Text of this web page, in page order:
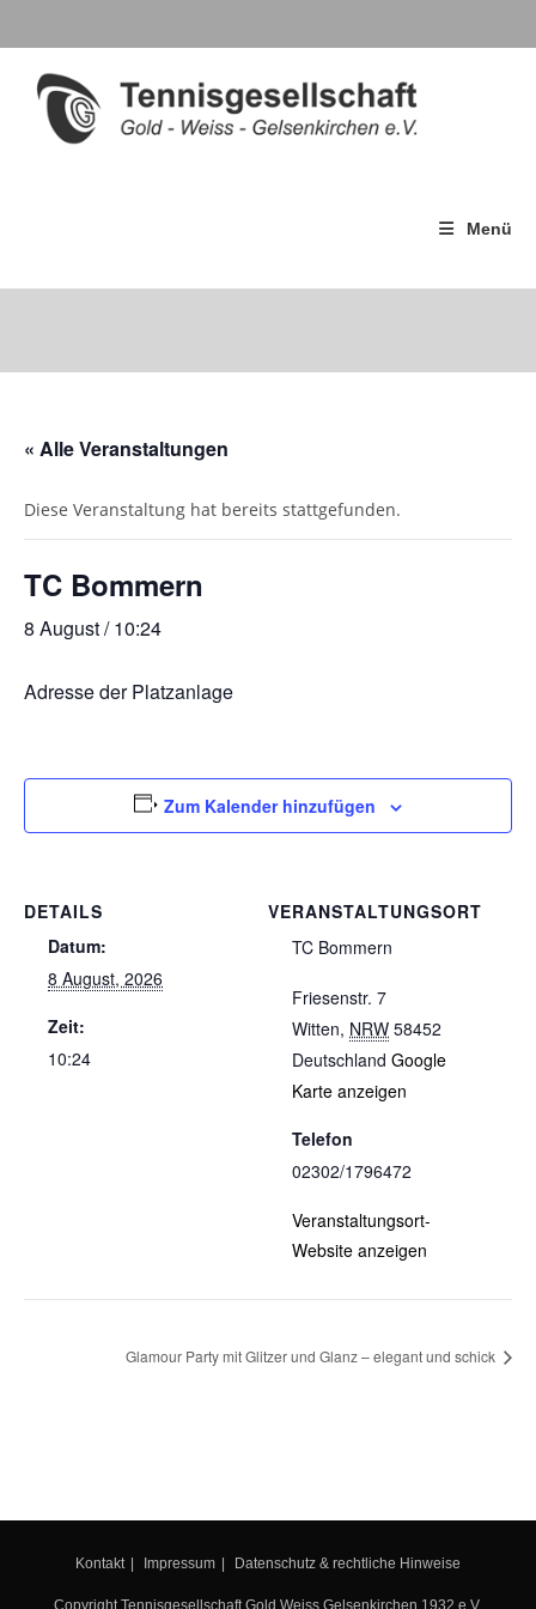
Menü
« Alle Veranstaltungen
Diese Veranstaltung hat bereits stattgefunden.
TC Bommern
8 August / 10:24
Adresse der Platzanlage
Zum Kalender hinzufügen
DETAILS
Datum:
8 August, 2026
Zeit:
10:24
VERANSTALTUNGSORT
TC Bommern
Friesenstr. 7
Witten, NRW 58452
Deutschland Google
Karte anzeigen
Telefon
02302/1796472
Veranstaltungsort-
Website anzeigen
Glamour Party mit Glitzer und Glanz – elegant und schick
Kontakt Impressum Datenschutz & rechtliche Hinweise